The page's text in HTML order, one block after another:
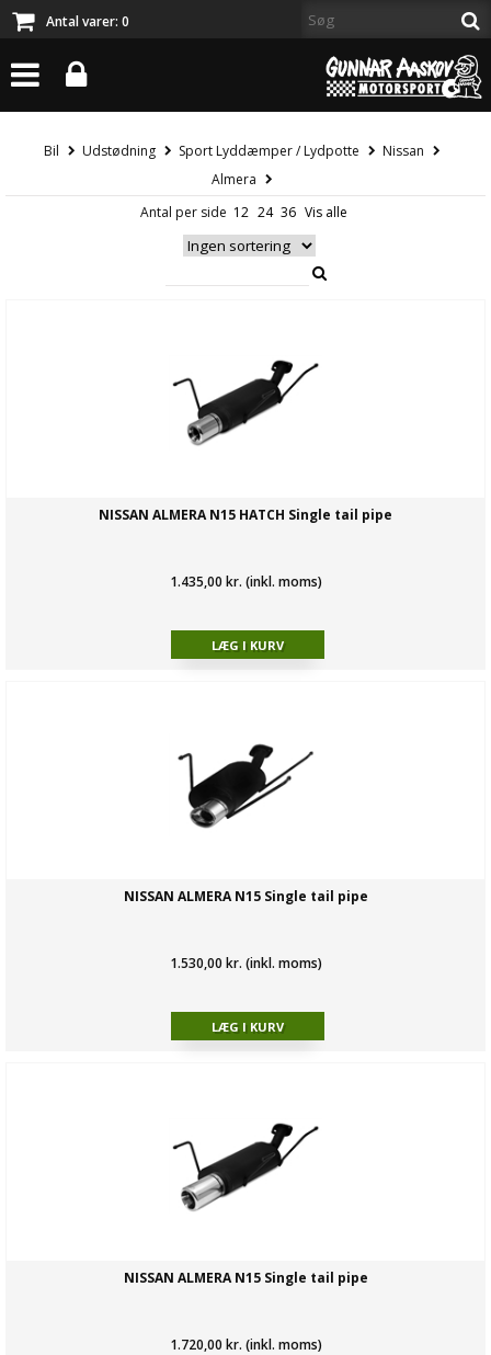
Antal varer: 0
Bil Udstødning Sport Lyddæmper / Lydpotte
Nissan
Almera
Antal per side
NISSAN ALMERA N15 HATCH Single tail pipe
1.435,00 kr. (inkl. moms)
NISSAN ALMERA N15 Single tail pipe
1.530,00 kr. (inkl. moms)
NISSAN ALMERA N15 Single tail pipe
1.720,00 kr. (inkl. moms)